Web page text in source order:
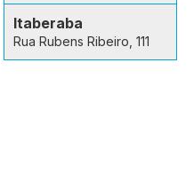
Itaberaba
Rua Rubens Ribeiro, 111